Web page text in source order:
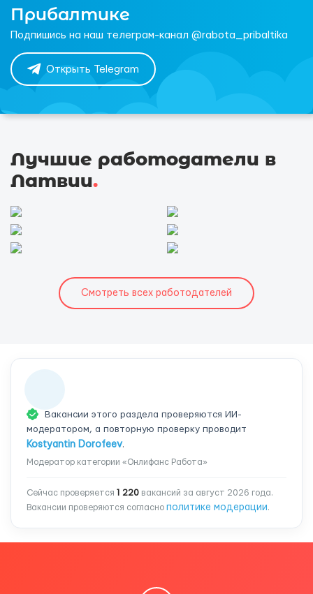
Прибалтике
Подпишись на наш телеграм-канал @rabota_pribaltika
Открыть Telegram
Лучшие работодатели в
Латвии.
Смотреть всех работодателей
Вакансии этого раздела проверяются ИИ-
модератором, а повторную проверку проводит
Kostyantin Dorofeev.
Модератор категории «Онлифанс Работа»
Сейчас проверяется 1 220 вакансий за август 2026 года.
Вакансии проверяются согласно политике модерации.